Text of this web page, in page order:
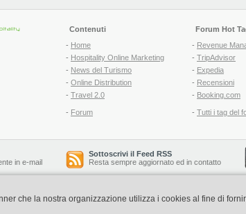
Contenuti
- Home
- Hospitality Online Marketing
- News del Turismo
- Online Distribution
- Travel 2.0
- Forum
Forum Hot
- Revenue
- TripAdvisor
- Expedia
- Recensioni
- Booking.com
- Tutti i tag del
in e-mail
Sottoscrivi il Feed RSS
Resta sempre aggiornato ed in contatto
Copyright © 2006-
che la nostra organizzazione utilizza i cookies al fine di